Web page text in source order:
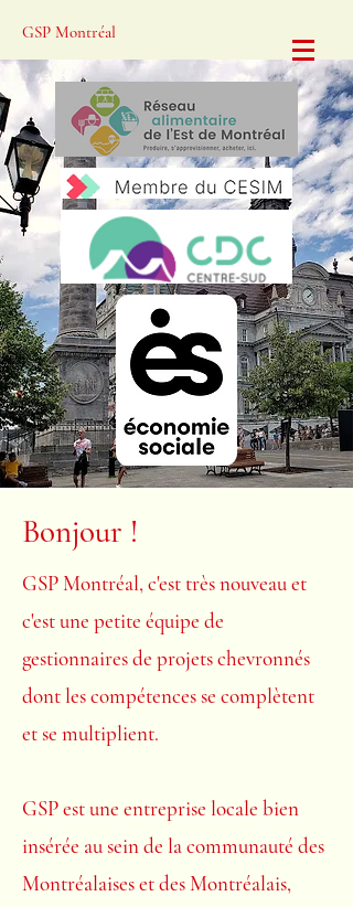
GSP Montréal
Bonjour !
GSP Montréal, c'est très nouveau et
c'est une petite équipe de
gestionnaires de projets chevronnés
dont les compétences se complètent
et se multiplient.
GSP est une entreprise locale bien
insérée au sein de la communauté des
Montréalaises et des Montréalais,